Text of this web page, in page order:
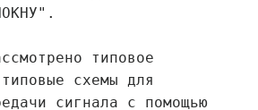
типовое
схемы для
сигнала с помощью